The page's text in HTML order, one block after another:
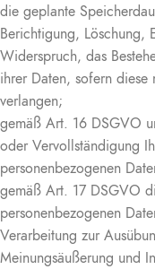
die geplante
Berichtigung, Löschung,
Widerspruch, das
ihrer Daten, sofern
verlangen;
gemäß Art. 16 DSGVO
oder Vervollständigung
personenbezogenen
gemäß Art. 17 DSGVO
personenbezogenen
Verarbeitung zur
Meinungsäußerung und